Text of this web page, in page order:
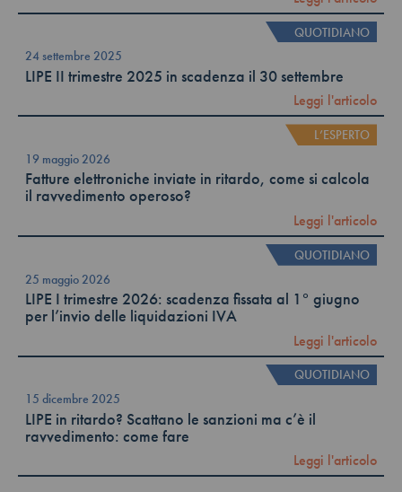
QUOTIDIANO
24 settembre 2025
LIPE II trimestre 2025 in scadenza il 30 settembre
Leggi l'articolo
L’ESPERTO
19 maggio 2026
Fatture elettroniche inviate in ritardo, come si calcola
il ravvedimento operoso?
Leggi l'articolo
QUOTIDIANO
25 maggio 2026
LIPE I trimestre 2026: scadenza fissata al 1° giugno
per l’invio delle liquidazioni IVA
Leggi l'articolo
QUOTIDIANO
15 dicembre 2025
LIPE in ritardo? Scattano le sanzioni ma c’è il
ravvedimento: come fare
Leggi l'articolo